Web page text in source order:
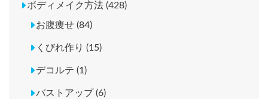
ボディメイク方法 (428)
お腹痩せ (84)
くびれ作り (15)
デコルテ (1)
バストアップ (6)